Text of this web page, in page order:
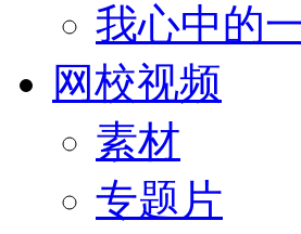
我心中的
网校视频
素材
专题片